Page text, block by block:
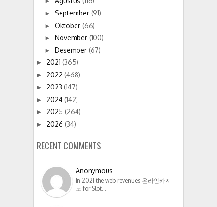
► September (91)
► Oktober (66)
► November (100)
► Desember (67)
► 2021 (365)
► 2022 (468)
► 2023 (147)
► 2024 (142)
► 2025 (264)
► 2026 (34)
RECENT COMMENTS
Anonymous
In 2021 the web revenues 온라인카지
노 for Slot…